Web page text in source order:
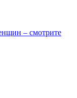
– смотрите